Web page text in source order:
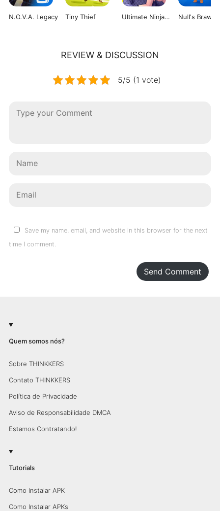
N.O.V.A. Legacy Tiny Thief Ultimate Ninja Blazing Null's Brawl
REVIEW & DISCUSSION
5/5 (1 vote)
Save my name, email, and website in this browser for the next
time I comment.
Send Comment
Quem somos nós?
Sobre THINKKERS
Contato THINKKERS
Política de Privacidade
Aviso de Responsabilidade DMCA
Estamos Contratando!
Tutorials
Como Instalar APK
Como Instalar APKs